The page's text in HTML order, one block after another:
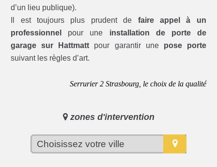
d’un lieu publique).
Il est toujours plus prudent de faire appel à un
professionnel
pour une installation de porte de
garage sur Hattmatt pour garantir une pose porte
suivant les règles d’art.
Serrurier 2 Strasbourg, le choix de la qualité
zones d'intervention